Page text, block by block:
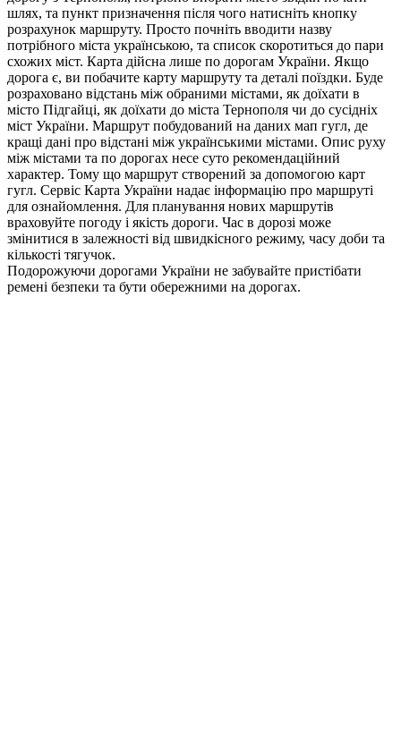
шлях, та пункт призначення після чого натисніть кнопку
розрахунок маршруту. Просто почніть вводити назву
потрібного міста українською, та список скоротиться до пари
схожих міст. Карта дійсна лише по дорогам України. Якщо
дорога є, ви побачите карту маршруту та деталі поїздки. Буде
розраховано відстань між обраними містами, як доїхати в
місто Підгайці, як доїхати до міста Тернополя чи до сусідніх
міст України. Маршрут побудований на даних мап гугл, де
кращі дані про відстані між українськими містами. Опис руху
між містами та по дорогах несе суто рекомендаційний
характер. Тому що маршрут створений за допомогою карт
гугл. Сервіс Карта України надає інформацію про маршруті
для ознайомлення. Для планування нових маршрутів
враховуйте погоду і якість дороги. Час в дорозі може
змінитися в залежності від швидкісного режиму, часу доби та
кількості тягучок.
Подорожуючи дорогами України не забувайте пристібати
ремені безпеки та бути обережними на дорогах.